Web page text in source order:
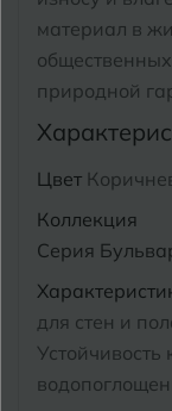
материал в
природной
Цвет
Коллекция
Серия
для стен и
Краснодар
Курган
Курганинск
Магнитогорск
Муром